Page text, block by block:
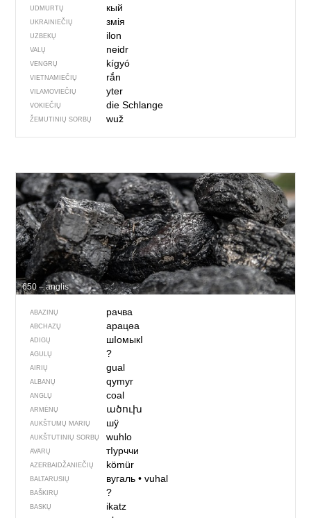
UDMURTŲ кый
UKRAINIEČIŲ змія
UZBEKŲ ilon
VALŲ neidr
VENGRŲ kígyó
VIETNAMIEČIŲ rắn
VILAMOVIEČIŲ yter
VOKIEČIŲ die Schlange
ŽEMUTINIŲ SORBŲ wuž
650 – anglìs
ABAZINŲ рачва
ABCHAZŲ арацәа
ADIGŲ шIомыкI
AGULŲ ?
AIRIŲ gual
ALBANŲ qymyr
ANGLŲ coal
ARMĖNŲ ածուխ
AUKŠTUMŲ MARIŲ шӱ
AUKŠTUTINIŲ SORBŲ wuhlo
AVARŲ тIурччи
AZERBAIDŽANIEČIŲ kömür
BALTARUSIŲ вугаль• vuhal
BAŠKIRŲ ?
BASKŲ ikatz